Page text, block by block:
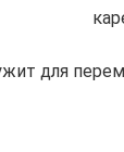
для